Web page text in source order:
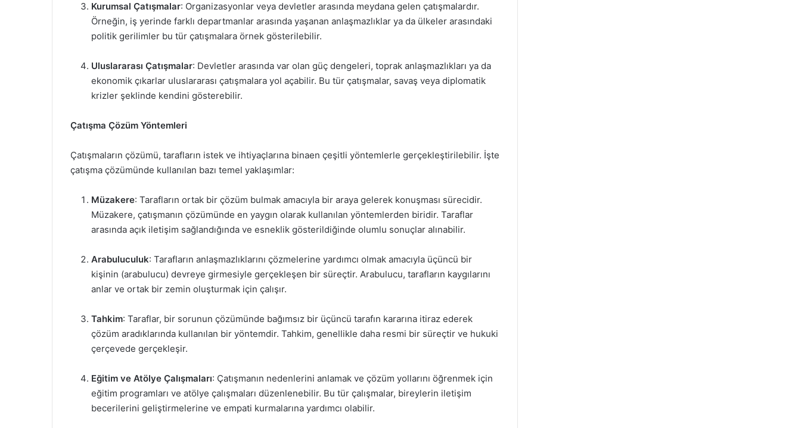
Kurumsal Çatışmalar: Organizasyonlar veya devletler arasında meydana gelen çatışmalardır.
Örneğin, iş yerinde farklı departmanlar arasında yaşanan anlaşmazlıklar ya da ülkeler arasındaki
politik gerilimler bu tür çatışmalara örnek gösterilebilir.
Uluslararası Çatışmalar: Devletler arasında var olan güç dengeleri, toprak anlaşmazlıkları ya da
ekonomik çıkarlar uluslararası çatışmalara yol açabilir. Bu tür çatışmalar, savaş veya diplomatik
krizler şeklinde kendini gösterebilir.
Çatışma Çözüm Yöntemleri
Çatışmaların çözümü, tarafların istek ve ihtiyaçlarına binaen çeşitli yöntemlerle gerçekleştirilebilir. İşte
çatışma çözümünde kullanılan bazı temel yaklaşımlar:
Müzakere: Tarafların ortak bir çözüm bulmak amacıyla bir araya gelerek konuşması sürecidir.
Müzakere, çatışmanın çözümünde en yaygın olarak kullanılan yöntemlerden biridir. Taraflar
arasında açık iletişim sağlandığında ve esneklik gösterildiğinde olumlu sonuçlar alınabilir.
Arabuluculuk: Tarafların anlaşmazlıklarını çözmelerine yardımcı olmak amacıyla üçüncü bir
kişinin (arabulucu) devreye girmesiyle gerçekleşen bir süreçtir. Arabulucu, tarafların kaygılarını
anlar ve ortak bir zemin oluşturmak için çalışır.
Tahkim: Taraflar, bir sorunun çözümünde bağımsız bir üçüncü tarafın kararına itiraz ederek
çözüm aradıklarında kullanılan bir yöntemdir. Tahkim, genellikle daha resmi bir süreçtir ve hukuki
çerçevede gerçekleşir.
Eğitim ve Atölye Çalışmaları: Çatışmanın nedenlerini anlamak ve çözüm yollarını öğrenmek için
eğitim programları ve atölye çalışmaları düzenlenebilir. Bu tür çalışmalar, bireylerin iletişim
becerilerini geliştirmelerine ve empati kurmalarına yardımcı olabilir.